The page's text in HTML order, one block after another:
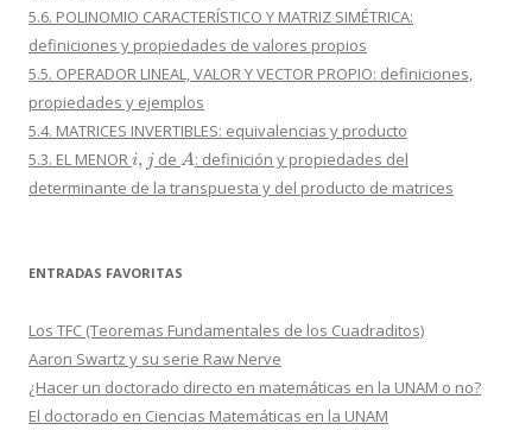
5.6. POLINOMIO CARACTERÍSTICO Y MATRIZ SIMÉTRICA:
definiciones y propiedades de valores propios
5.5. OPERADOR LINEAL, VALOR Y VECTOR PROPIO: definiciones,
propiedades y ejemplos
5.4. MATRICES INVERTIBLES: equivalencias y producto
5.3. EL MENORi,j de A: definición y propiedades del
determinante de la transpuesta y del producto de matrices
ENTRADAS FAVORITAS
Los TFC (Teoremas Fundamentales de los Cuadraditos)
Aaron Swartz y su serie Raw Nerve
¿Hacer un doctorado directo en matemáticas en la UNAM o no?
El doctorado en Ciencias Matemáticas en la UNAM